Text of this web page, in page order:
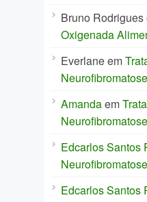
Bruno Rodrigues
Oxigenada
Everlaneem
Neurofibromatose
Amandaem
Neurofibromatose
Edcarlos Santos
Neurofibromatose
Edcarlos Santos